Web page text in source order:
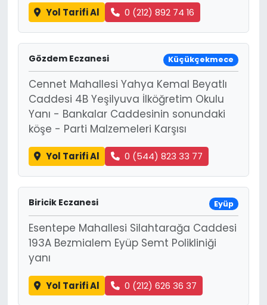
Yol Tarifi Al 0 (212) 892 74 16
Gözdem Eczanesi Küçükçekmece
Cennet Mahallesi Yahya Kemal Beyatlı
Caddesi 4B Yeşilyuva İlköğretim Okulu
Yanı - Bankalar Caddesinin sonundaki
köşe - Parti Malzemeleri Karşısı
Yol Tarifi Al 0 (544) 823 33 77
Biricik Eczanesi Eyüp
Esentepe Mahallesi Silahtarağa Caddesi
193A Bezmialem Eyüp Semt Polikliniği
yanı
Yol Tarifi Al 0 (212) 626 36 37